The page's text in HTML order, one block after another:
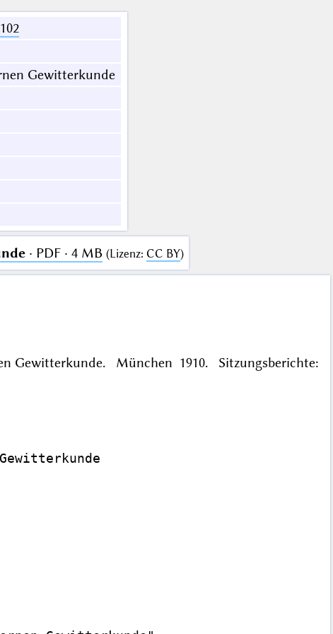
Gewitterkunde
· PDF · 4 MB (Lizenz: CC BY)
Gewitterkunde. München 1910. Sitzungsberichte: